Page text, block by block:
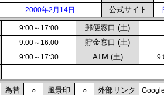
2000年2月14日 公式サイト
9:00～17:00 郵便窓口 (土)
9:00～16:00 貯金窓口 (土)
9:00～17:30 ATM (土)
為替 ○ 風景印 ○ 外部リンク